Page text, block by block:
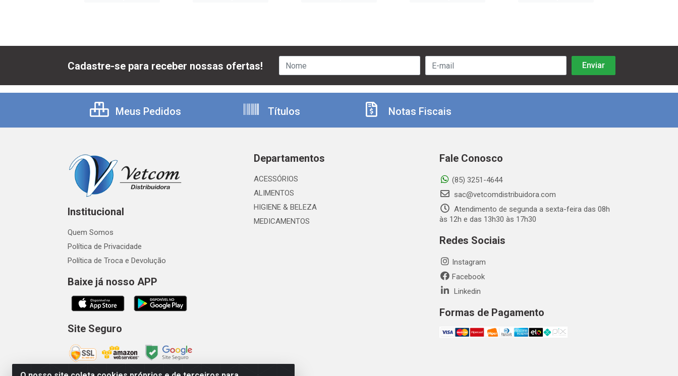
Cadastre-se para receber nossas ofertas!
Meus Pedidos Títulos Notas Fiscais
Institucional
Quem Somos
Política de Privacidade
Política de Troca e Devolução
Baixe já nosso APP
Site Seguro
Departamentos
ACESSÓRIOS
ALIMENTOS
HIGIENE & BELEZA
MEDICAMENTOS
Fale Conosco
(85) 3251-4644
sac@vetcomdistribuidora.com
Atendimento de segunda a sexta-feira das 08h
às 12h e das 13h30 às 17h30
Redes Sociais
Instagram
Facebook
Linkedin
Formas de Pagamento